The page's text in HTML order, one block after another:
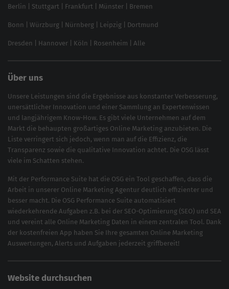
SEO für Online Shops
Brand Monitoring 2025
Berlin Stuttgart Frankfurt Münster Bremen
Bonn Würzburg Nürnberg Leipzig Dortmund
Dresden Hannover Köln Rosenheim Alle
Über uns
Unsere Leistungen sind die Ergebnisse aus konstanter Verbesserung,
unersättlicher Innovation und einer Sammlung an Expertenwissen
und langjährigem Know-How. Es gibt viele Unternehmen auf dem
Markt die behaupten großartiges Online Marketing anzubieten. Die
Liste verringert sich jedoch, wenn man auf die Effizienz, die
Transparenz sowie die qualitative Innovation achtet. Die OSG lässt
viele im Schatten stehen.
Mit der Performance Suite hat die OSG ein Tool geschaffen, dass die
Arbeit in unserer Online Marketing Agentur deutlich effizienter und
besser macht. Die OSG Performance Suite automatisiert
wiederkehrende Aufgaben z.B. bei der SEO-Optimierung (SEO) und SEA
und vereint alle Online Marketing Daten in einem zentralen Tool. Dank
der kostenfreien App haben Sie Ihre gesamten Online Marketing
Auswertungen, Alerts und Aufgaben jederzeit griffbereit!
Website durchsuchen